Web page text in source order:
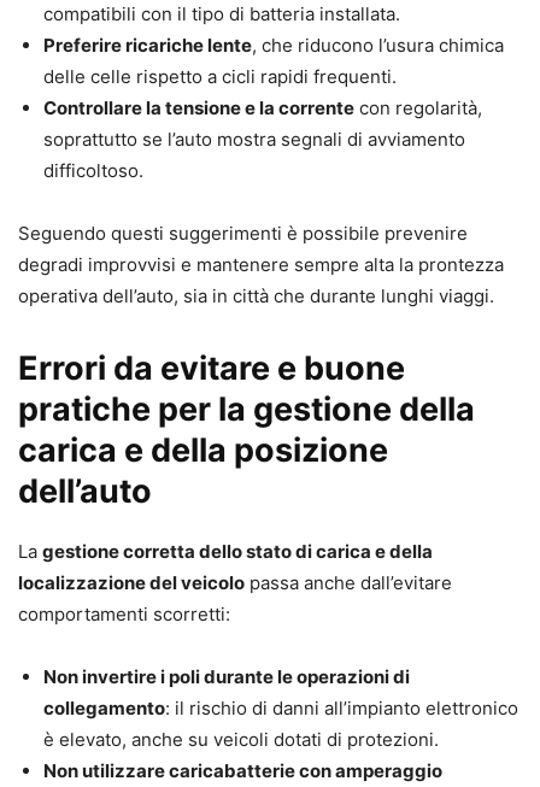
compatibili con il tipo di batteria installata.
Preferire ricariche lente, che riducono l’usura chimica
delle celle rispetto a cicli rapidi frequenti.
Controllare la tensione e la corrente con regolarità,
soprattutto se l’auto mostra segnali di avviamento
difficoltoso.
Seguendo questi suggerimenti è possibile prevenire
degradi improvvisi e mantenere sempre alta la prontezza
operativa dell’auto, sia in città che durante lunghi viaggi.
Errori da evitare e buone
pratiche per la gestione della
carica e della posizione
dell’auto
La gestione corretta dello stato di carica e della
localizzazione del veicolo passa anche dall’evitare
comportamenti scorretti:
Non invertire i poli durante le operazioni di
collegamento: il rischio di danni all’impianto elettronico
è elevato, anche su veicoli dotati di protezioni.
Non utilizzare caricabatterie con amperaggio